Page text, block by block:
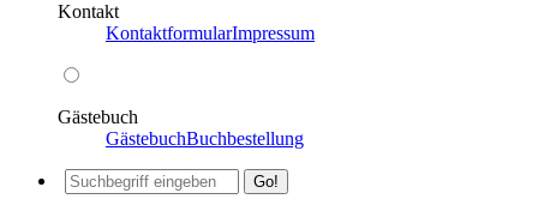
Kontakt
KontaktformularImpressum
Gästebuch
GästebuchBuchbestellung